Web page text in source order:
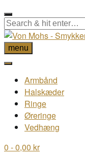
menu
Armbånd
Halskæder
Ringe
Øreringe
Vedhæng
0 - 0,00 kr